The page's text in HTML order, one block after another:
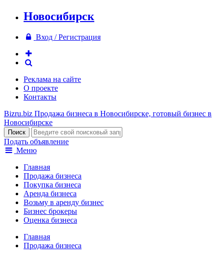
Новосибирск
Вход / Регистрация
Реклама на сайте
О проекте
Контакты
Bizru.biz Продажа бизнеса в Новосибирске, готовый бизнес в
Новосибирске
Подать объявление
Меню
Главная
Продажа бизнеса
Покупка бизнеса
Аренда бизнеса
Возьму в аренду бизнес
Бизнес брокеры
Оценка бизнеса
Главная
Продажа бизнеса